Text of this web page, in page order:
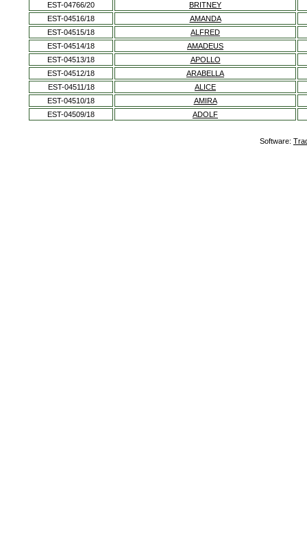
EST-04766/20
BRITNEY
EST-04516/18
AMANDA
EST-04515/18
ALFRED
EST-04514/18
AMADEUS
EST-04513/18
APOLLO
EST-04512/18
ARABELLA
EST-04511/18
ALICE
EST-04510/18
AMIRA
EST-04509/18
ADOLF
Software: